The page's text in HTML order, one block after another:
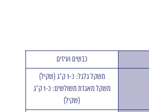
כבשים ועיזים
משקל גלגל: כ-1 ק"ג (שקיל)
משקל מאגדת משולשים: כ-1 ק"ג
(שקיל)